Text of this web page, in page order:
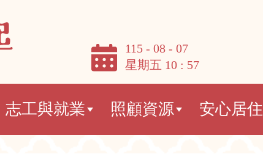
115 - 08 - 07
星期五 10 : 57
志工與就業 照顧資源 安心居住